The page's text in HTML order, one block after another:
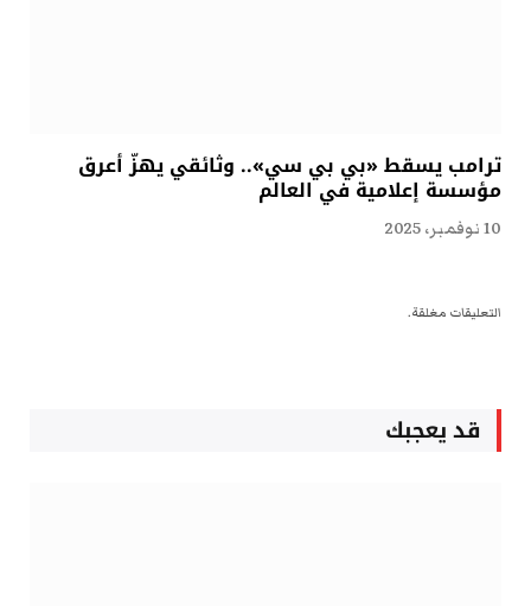
ترامب يسقط «بي بي سي».. وثائقي يهزّ أعرق
مؤسسة إعلامية في العالم
10 نوفمبر، 2025
التعليقات مغلقة.
قد يعجبك